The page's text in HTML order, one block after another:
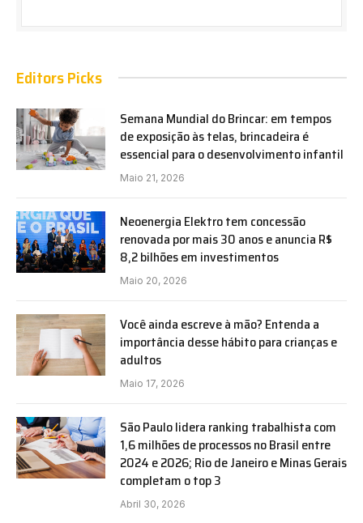
Editors Picks
Semana Mundial do Brincar: em tempos
de exposição às telas, brincadeira é
essencial para o desenvolvimento infantil
Maio 21, 2026
Neoenergia Elektro tem concessão
renovada por mais 30 anos e anuncia R$
8,2 bilhões em investimentos
Maio 20, 2026
Você ainda escreve à mão? Entenda a
importância desse hábito para crianças e
adultos
Maio 17, 2026
São Paulo lidera ranking trabalhista com
1,6 milhões de processos no Brasil entre
2024 e 2026; Rio de Janeiro e Minas Gerais
completam o top 3
Abril 30, 2026